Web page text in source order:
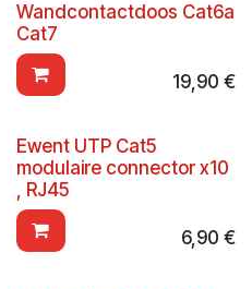
Wandcontactdoos Cat6a
Cat7
19,90 €
Ewent UTP Cat5
modulaire connector x10
, RJ45
6,90 €